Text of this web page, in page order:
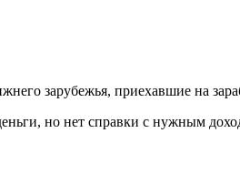
зарубежья, приехавшие на
но нет справки с нужным